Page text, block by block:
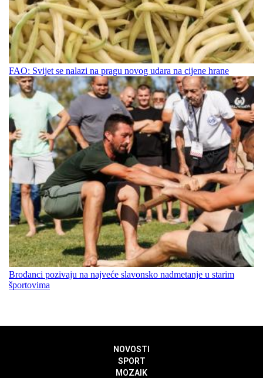
FAO: Svijet se nalazi na pragu novog udara na cijene hrane
Brođanci pozivaju na najveće slavonsko nadmetanje u starim
športovima
NOVOSTI
SPORT
MOZAIK